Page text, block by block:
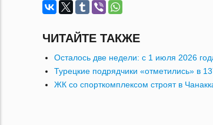
ЧИТАЙТЕ ТАКЖЕ
Осталось две недели: с 1 июля 2026
Турецкие подрядчики «отметились» в
ЖК со спорткомплексом строят в